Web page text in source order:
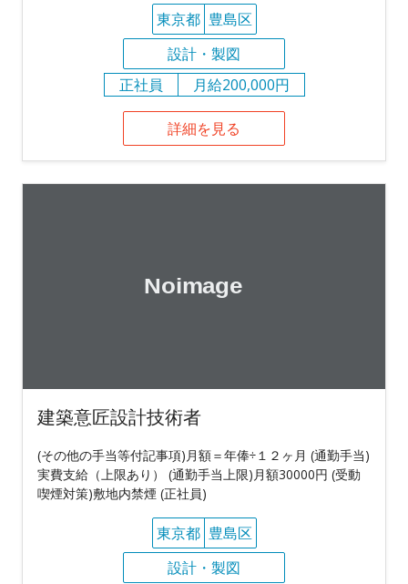
東京都 豊島区
設計・製図
正社員
月給200,000円
詳細を見る
建築意匠設計技術者
(その他の手当等付記事項)月額＝年俸÷１２ヶ月 (通勤手当)
実費支給（上限あり） (通勤手当上限)月額30000円 (受動
喫煙対策)敷地内禁煙 (正社員)
東京都 豊島区
設計・製図